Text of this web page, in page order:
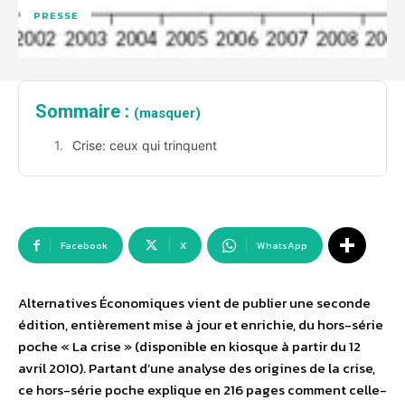
PRESSE
Sommaire : (masquer)
Crise: ceux qui trinquent
Facebook X WhatsApp
Alternatives Économiques vient de publier une seconde
édition, entièrement mise à jour et enrichie, du hors-série
poche « La crise » (disponible en kiosque à partir du 12
avril 2010). Partant d’une analyse des origines de la crise,
ce hors-série poche explique en 216 pages comment celle-